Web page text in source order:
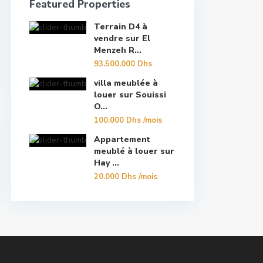
Featured Properties
Terrain D4 à
vendre sur El
Menzeh R...
93.500.000 Dhs
villa meublée à
louer sur Souissi
O...
100.000 Dhs/mois
Appartement
meublé à louer sur
Hay ...
20.000 Dhs/mois